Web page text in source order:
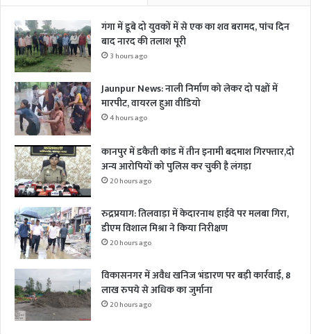
गंगा में डूबे दो युवकों में से एक का शव बरामद, पांच दिन
बाद नारद की तलाश पूरी
3 hours ago
Jaunpur News: नाली निर्माण को लेकर दो पक्षों में
मारपीट, वायरल हुआ वीडियो
4 hours ago
कानपुर में डकैती कांड में तीन इनामी बदमाश गिरफ्तार,दो
अन्य आरोपियों को पुलिस कर चुकी है लंगड़ा
20 hours ago
रुद्रप्रयाग: तिलवाड़ा में केदारनाथ हाईवे पर मलबा गिरा,
डीएम विशाल मिश्रा ने किया निरीक्षण
20 hours ago
विकासनगर में अवैध खनिज भंडारण पर बड़ी कार्रवाई, 8
लाख रुपये से अधिक का जुर्माना
20 hours ago